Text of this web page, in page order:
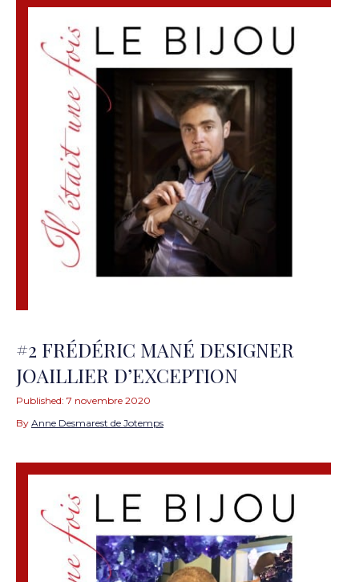
#2 FRÉDÉRIC MANÉ DESIGNER
JOAILLIER D’EXCEPTION
Published: 7 novembre 2020
By Anne Desmarest de Jotemps